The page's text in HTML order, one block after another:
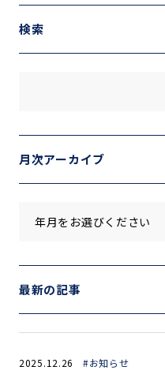
検索
月次アーカイブ
最新の記事
2025.12.26 #お知らせ